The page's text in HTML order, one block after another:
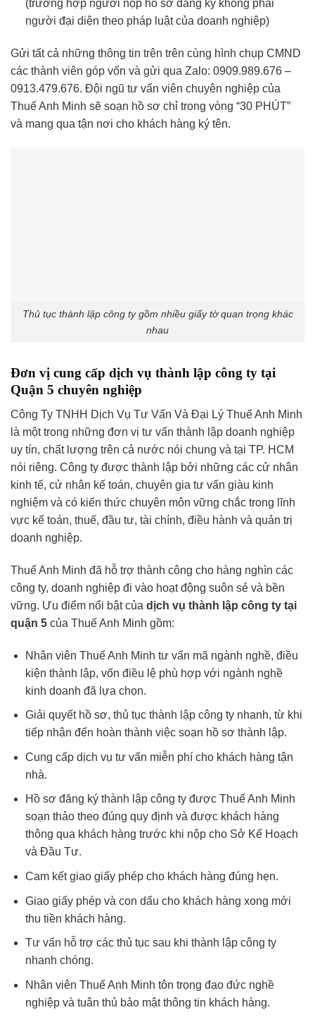
(trường hợp người nộp hồ sơ đăng ký không phải
người đại diện theo pháp luật của doanh nghiệp)
Gửi tất cả những thông tin trên trên cùng hình chụp CMND
các thành viên góp vốn và gửi qua Zalo: 0909.989.676 –
0913.479.676. Đội ngũ tư vấn viên chuyên nghiệp của
Thuế Anh Minh sẽ soạn hồ sơ chỉ trong vòng “30 PHÚT”
và mang qua tận nơi cho khách hàng ký tên.
Thủ tục thành lập công ty gồm nhiều giấy tờ quan trọng khác
nhau
Đơn vị cung cấp dịch vụ thành lập công ty tại
Quận 5 chuyên nghiệp
Công Ty TNHH Dịch Vụ Tư Vấn Và Đại Lý Thuế Anh Minh
là một trong những đơn vị tư vấn thành lập doanh nghiệp
uy tín, chất lượng trên cả nước nói chung và tại TP. HCM
nói riêng. Công ty được thành lập bởi những các cử nhân
kinh tế, cử nhân kế toán, chuyên gia tư vấn giàu kinh
nghiệm và có kiến thức chuyên môn vững chắc trong lĩnh
vực kế toán, thuế, đầu tư, tài chính, điều hành và quản trị
doanh nghiệp.
Thuế Anh Minh đã hỗ trợ thành công cho hàng nghìn các
công ty, doanh nghiệp đi vào hoạt động suôn sẻ và bền
vững. Ưu điểm nổi bật của dịch vụ thành lập công ty tại
quận 5 của Thuế Anh Minh gồm:
Nhân viên Thuế Anh Minh tư vấn mã ngành nghề, điều
kiện thành lập, vốn điều lệ phù hợp với ngành nghề
kinh doanh đã lựa chọn.
Giải quyết hồ sơ, thủ tục thành lập công ty nhanh, từ khi
tiếp nhận đến hoàn thành việc soạn hồ sơ thành lập.
Cung cấp dịch vụ tư vấn miễn phí cho khách hàng tận
nhà.
Hồ sơ đăng ký thành lập công ty được Thuế Anh Minh
soạn thảo theo đúng quy định và được khách hàng
thông qua khách hàng trước khi nộp cho Sở Kế Hoạch
và Đầu Tư.
Cam kết giao giấy phép cho khách hàng đúng hẹn.
Giao giấy phép và con dấu cho khách hàng xong mới
thu tiền khách hàng.
Tư vấn hỗ trợ các thủ tục sau khi thành lập công ty
nhanh chóng.
Nhân viên Thuế Anh Minh tôn trọng đạo đức nghề
nghiệp và tuân thủ bảo mật thông tin khách hàng.